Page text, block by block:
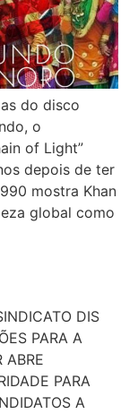
do disco
o
of Light”
depois de ter
mostra Khan
global como
DIS
PARA A
ABRE
PARA
A